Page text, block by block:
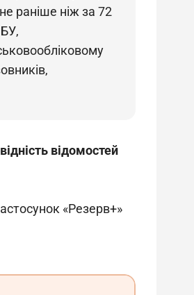
раніше ніж за 72
відомостей
«Резерв+»